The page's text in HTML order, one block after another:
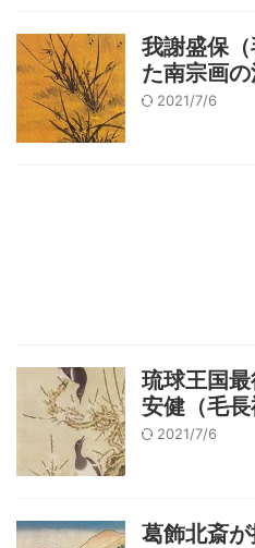
我謝盛保
た南宗画
2021/7/6
琉球王国
安健（毛長
2021/7/6
葛飾北斎が